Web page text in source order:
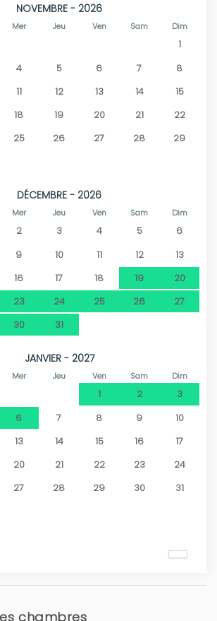
NOVEMBRE - 2026
Mer Jeu Ven Sam Dim
1
4 5 6 7
8
11 12 13 14
15
18 19 20 21
22
25 26 27 28
29
DÉCEMBRE - 2026
Mer Jeu Ven Sam Dim
2 3 4 5
6
9 10 11 12
13
16 17 18 19
20
23 24 25 26
27
30 31
JANVIER - 2027
Mer Jeu Ven Sam Dim
1 2
3
6 7 8 9
10
13 14 15 16
17
20 21 22 23
24
27 28 29 30 31
chambres